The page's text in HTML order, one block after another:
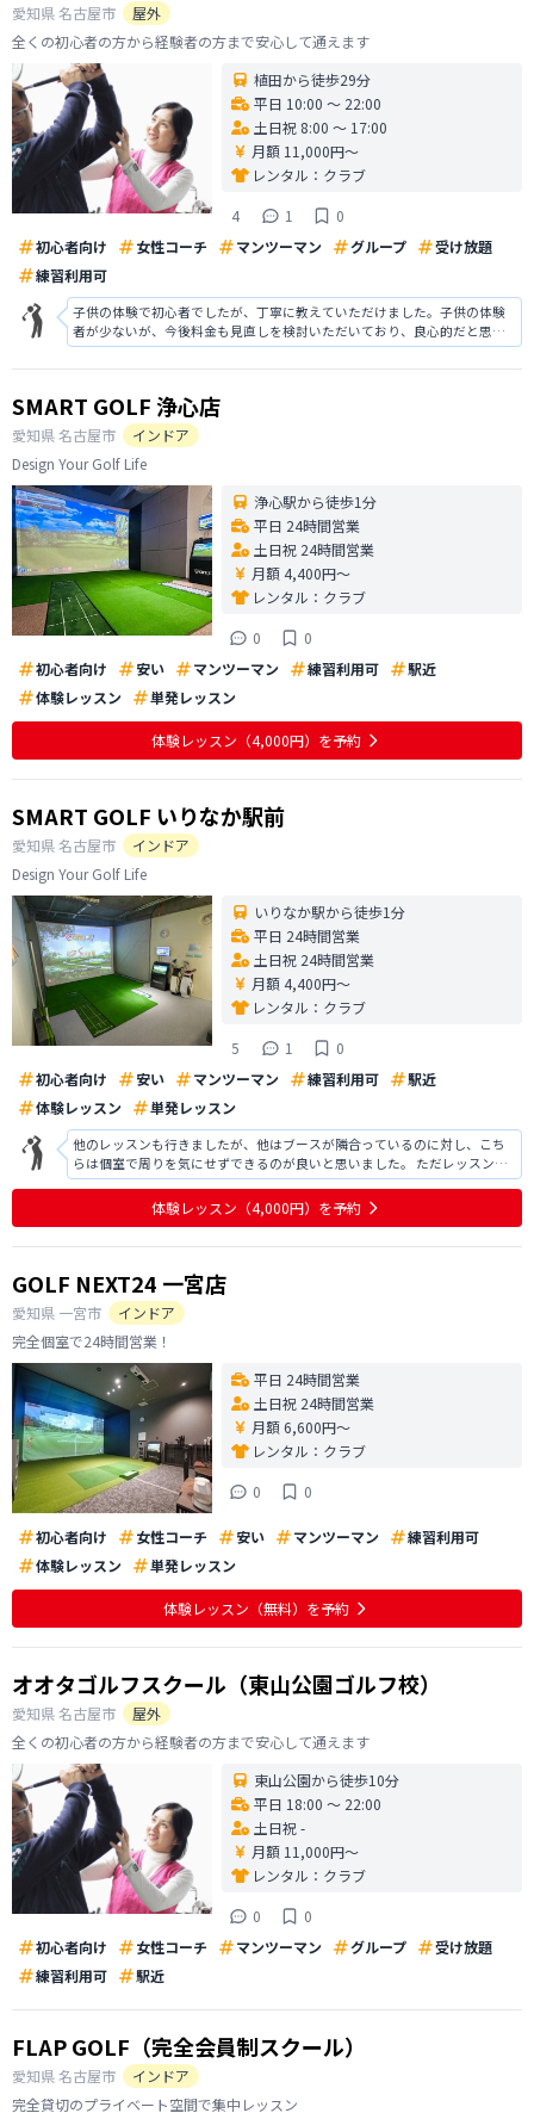
愛知県名古屋市
屋外
全くの初心者の方から経験者の方まで安心して通えます
植田から徒歩29分
平日 10:00 〜 22:00
土日祝 8:00 〜 17:00
月額 11,000円〜
レンタル： クラブ
4
1
0
初心者向け
女性コーチ マンツーマン グループ
受け放題
練習利用可
子供の体験で初心者でしたが、丁寧に教えていただけました。子供の体験
者が少ないが、今後料金も見直しを検討いただいており、良心的だと思い
ました。 レッスンは4人体制で、大人がほとんどで子どもが緊張すると言っ
ていたので子どものみのレッスンがあると良いと思いました。ゴルフに興
SMART GOLF 浄心店
愛知県名古屋市
インドア
Design Your Golf Life
浄心駅から徒歩1分
平日 24時間営業
土日祝 24時間営業
月額 4,400円〜
レンタル： クラブ
0
0
初心者向け
安い マンツーマン 練習利用可
駅近
体験レッスン
単発レッスン
体験レッスン （4,000円） を予約
SMART GOLF いりなか駅前
愛知県名古屋市
インドア
Design Your Golf Life
いりなか駅から徒歩1分
平日 24時間営業
土日祝 24時間営業
月額 4,400円〜
レンタル： クラブ
5
1
0
初心者向け
安い マンツーマン 練習利用可
駅近
体験レッスン
単発レッスン
他のレッスンも行きましたが、他はブースが隣合っているのに対し、こち
らは個室で周りを気にせずできるのが良いと思いました。 ただレッスンと
いうよりかは個人練習向けの店舗という感じです。 私は初心者なのでレッ
スンが多く入れられる所がいいかなと検討中です。 ある程度できるように
なったら練習場所として使わせて
体験レッスン （4,000円） を予約
GOLF NEXT24 一宮店
愛知県 一宮市
インドア
完全個室で24時間営業！
平日 24時間営業
土日祝 24時間営業
月額 6,600円〜
レンタル： クラブ
0
0
初心者向け 女性コーチ 安い マンツーマン
練習利用可
体験レッスン
単発レッスン
体験レッスン （無料） を予約
オオタゴルフスクール（東山公園ゴルフ校）
愛知県名古屋市
屋外
全くの初心者の方から経験者の方まで安心して通えます
東山公園から徒歩10分
平日 18:00 〜 22:00
土日祝 -
月額 11,000円〜
レンタル： クラブ
0
0
初心者向け
女性コーチ マンツーマン グループ
受け放題
練習利用可
駅近
FLAP GOLF（完全会員制スクール）
愛知県名古屋市
インドア
完全貸切のプライベート空間で集中レッスン